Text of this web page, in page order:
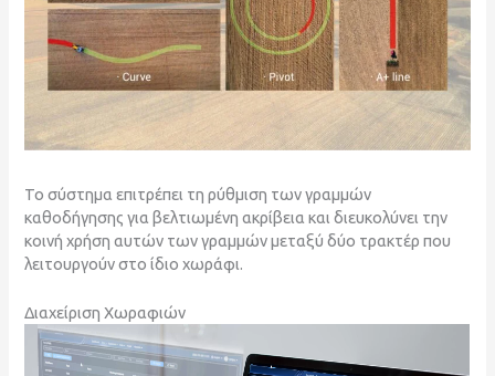
Το σύστημα επιτρέπει τη ρύθμιση των γραμμών
καθοδήγησης για βελτιωμένη ακρίβεια και διευκολύνει την
κοινή χρήση αυτών των γραμμών μεταξύ δύο τρακτέρ που
λειτουργούν στο ίδιο χωράφι.
Διαχείριση Χωραφιών